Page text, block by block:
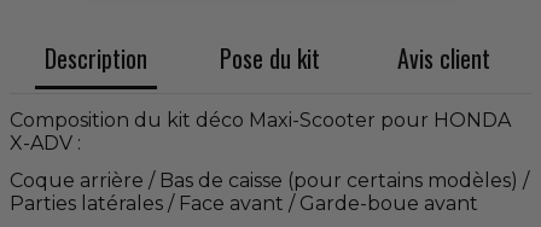
Description Pose du kit Avis client
Composition du kit déco Maxi-Scooter pour HONDA
X-ADV :
Coque arrière / Bas de caisse (pour certains modèles) /
Parties latérales / Face avant / Garde-boue avant